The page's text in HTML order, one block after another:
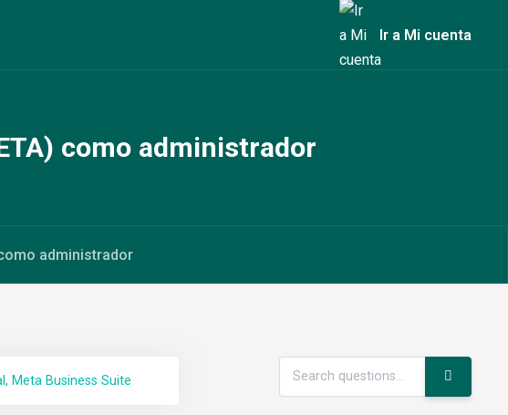
Ir a Mi cuenta
como administrador
administrador
Meta Business Suite